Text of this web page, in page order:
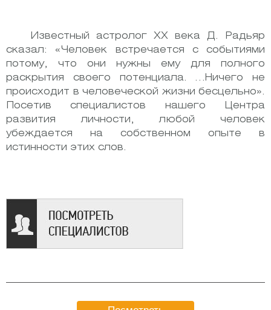
Известный астролог ХХ века Д. Радьяр
сказал: «Человек встречается с событиями
потому, что они нужны ему для полного
раскрытия своего потенциала. …Ничего не
происходит в человеческой жизни бесцельно».
Посетив специалистов нашего Центра
развития личности, любой человек
убеждается на собственном опыте в
истинности этих слов.